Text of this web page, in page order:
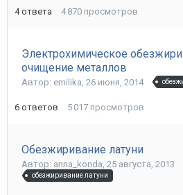
4 ответа 4 870 просмотров
Электрохимическое
очищение металлов
Автор: emilika, 26 июня, 2014
6 ответов 5 017 просмотров
Обезжиривание латуни
Автор: anna_konda, 25 августа, 2013
обезжиривание латуни